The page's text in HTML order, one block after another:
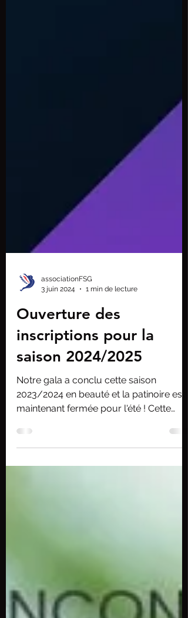
associationFSG
3 juin 2024
1 min de lecture
Ouverture des
inscriptions pour la
saison 2024/2025
Notre gala a conclu cette saison
2023/2024 en beauté et la patinoire est